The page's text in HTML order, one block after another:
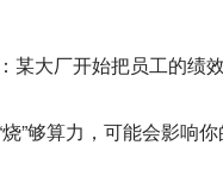
大厂开始把员工的绩
”够算力，可能会影响你